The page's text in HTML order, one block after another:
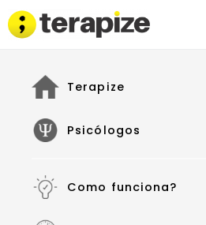
Terapize
Psicólogos
Como funciona?